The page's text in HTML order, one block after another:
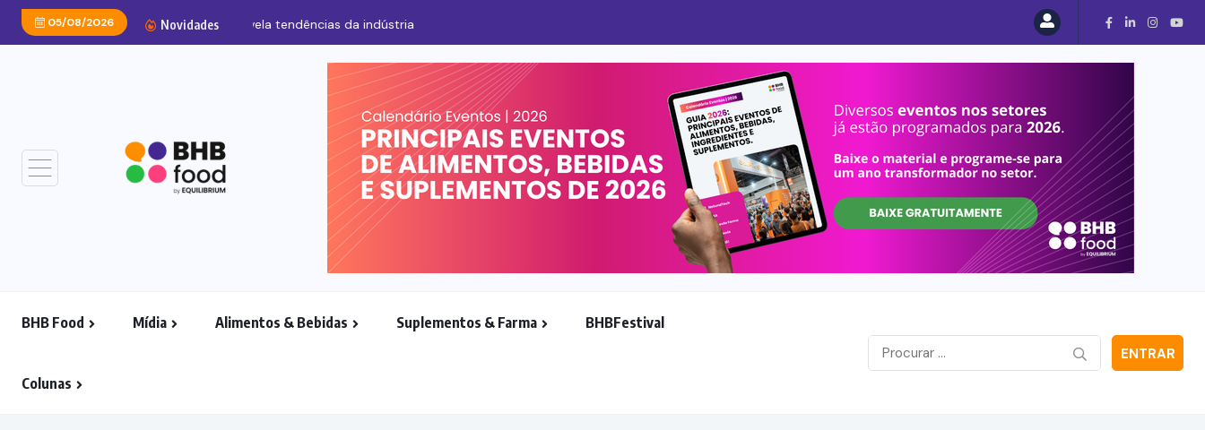
05/08/2026 Novidades MCPack amplia portfólio para a indústria de bebidas
BHB Food Mídia Alimentos & Bebidas Suplementos & Farma BHBFestival
Colunas
ENTRAR